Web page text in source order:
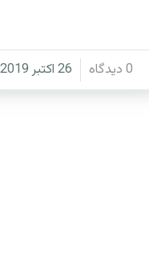
0 دیدگاه
/ 26 اکتبر 2019